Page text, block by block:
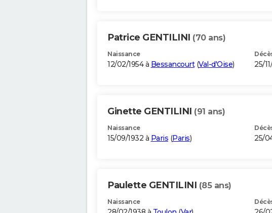
Patrice GENTILINI (70 ans)
Naissance
12/02/1954 à Bessancourt(Val-d'Oise) 25/
Ginette GENTILINI (91 ans)
Naissance
15/09/1932 à Paris (Paris) 25/
Paulette GENTILINI (85 ans)
Naissance